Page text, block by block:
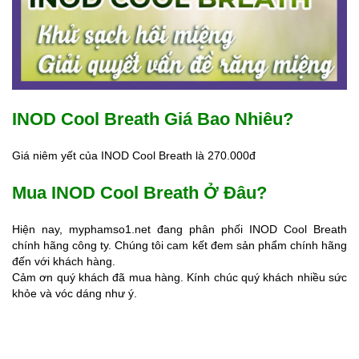
INOD Cool Breath Giá Bao Nhiêu?
Giá niêm yết của INOD Cool Breath là 270.000đ
Mua INOD Cool Breath Ở Đâu?
Hiện nay, myphamso1.net đang phân phối INOD Cool Breath
chính hãng công ty. Chúng tôi cam kết đem sản phẩm chính hãng
đến với khách hàng.
Cảm ơn quý khách đã mua hàng. Kính chúc quý khách nhiều sức
khỏe và vóc dáng như ý.